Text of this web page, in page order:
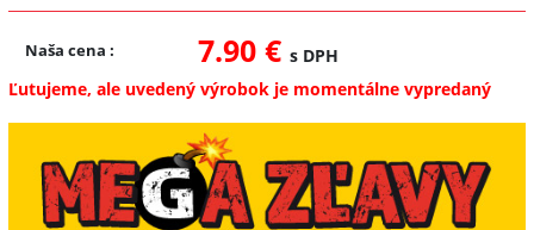
Naša cena : 7.90 € s DPH
Ľutujeme, ale uvedený výrobok je momentálne vypredaný